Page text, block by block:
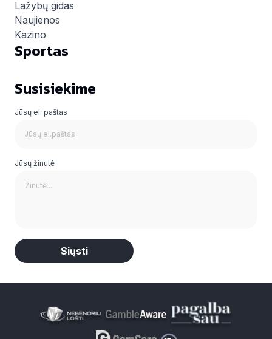
Lažybų gidas
Naujienos
Kazino
Sportas
Susisiekime
Jūsų el. paštas
Jūsų žinutė